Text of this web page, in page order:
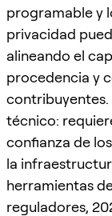
programable y
privacidad
alineando el
procedencia y
contribuyentes.
técnico:
confianza de
la
herramientas
reguladores,